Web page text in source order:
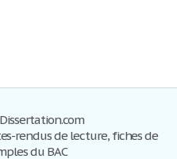
rendus de lecture, fiches de
du BAC